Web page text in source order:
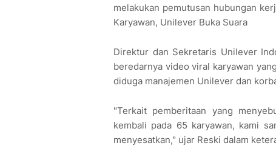
melakukan pemutusan hubungan
Karyawan, Unilever Buka Suara
Direktur dan Sekretaris Unilever
beredarnya video viral karyawan
diduga manajemen Unilever dan
"Terkait pemberitaan yang
kembali pada 65 karyawan, kami
menyesatkan," ujar Reski dalam